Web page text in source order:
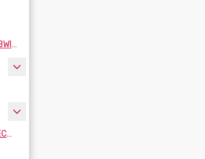
INFORMACJE, ZAWIADOMIENIA, OBWIESZCZENIA
ZBĘDNE I ZUŻYTE SKŁADNIKI RZECZOWE MAJĄTKU RUCHOMEGO